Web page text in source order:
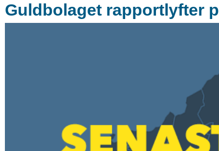
Guldbolaget rapportlyfter